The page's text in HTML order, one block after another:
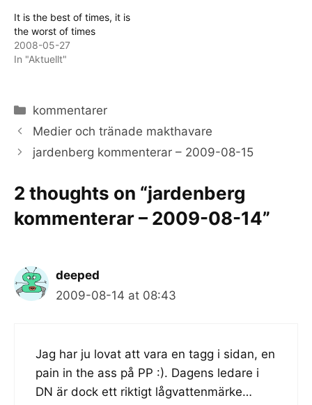
It is the best of times, it is
the worst of times
2008-05-27
In "Aktuellt"
Categories
kommentarer
Medier och tränade makthavare
jardenberg kommenterar – 2009-08-15
2 thoughts on “jardenberg
kommenterar – 2009-08-14”
deeped
2009-08-14 at 08:43
Jag har ju lovat att vara en tagg i sidan, en
pain in the ass på PP :). Dagens ledare i
DN är dock ett riktigt lågvattenmärke…